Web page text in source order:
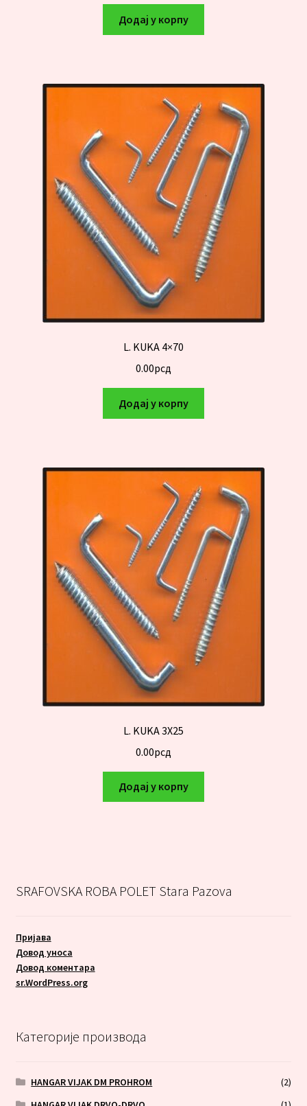
Додај у корпу
L. KUKA 4×70
0.00рсд
Додај у корпу
L. KUKA 3X25
0.00рсд
Додај у корпу
SRAFOVSKA ROBA POLET Stara Pazova
Пријава
Довод уноса
Довод коментара
sr.WordPress.org
Категорије производа
HANGAR VIJAK DM PROHROM
(2)